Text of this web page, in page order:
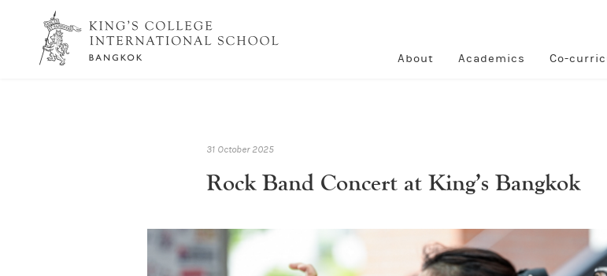
About Academics Co-
31 October 2025
Rock Band Concert at King’s Bangkok